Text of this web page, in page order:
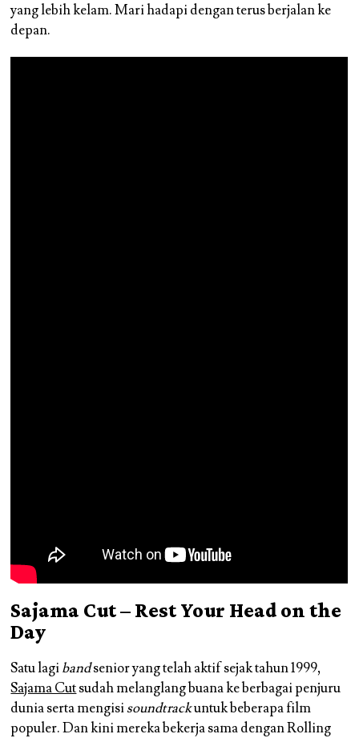
yang lebih kelam. Mari hadapi dengan terus berjalan ke
depan.
Sajama Cut – Rest Your Head on the
Day
Satu lagibandsenior yang telah aktif sejak tahun 1999,
Sajama Cutsudah melanglang buana ke berbagai penjuru
dunia serta mengisisoundtrackuntuk beberapa film
populer. Dan kini mereka bekerja sama dengan Rolling